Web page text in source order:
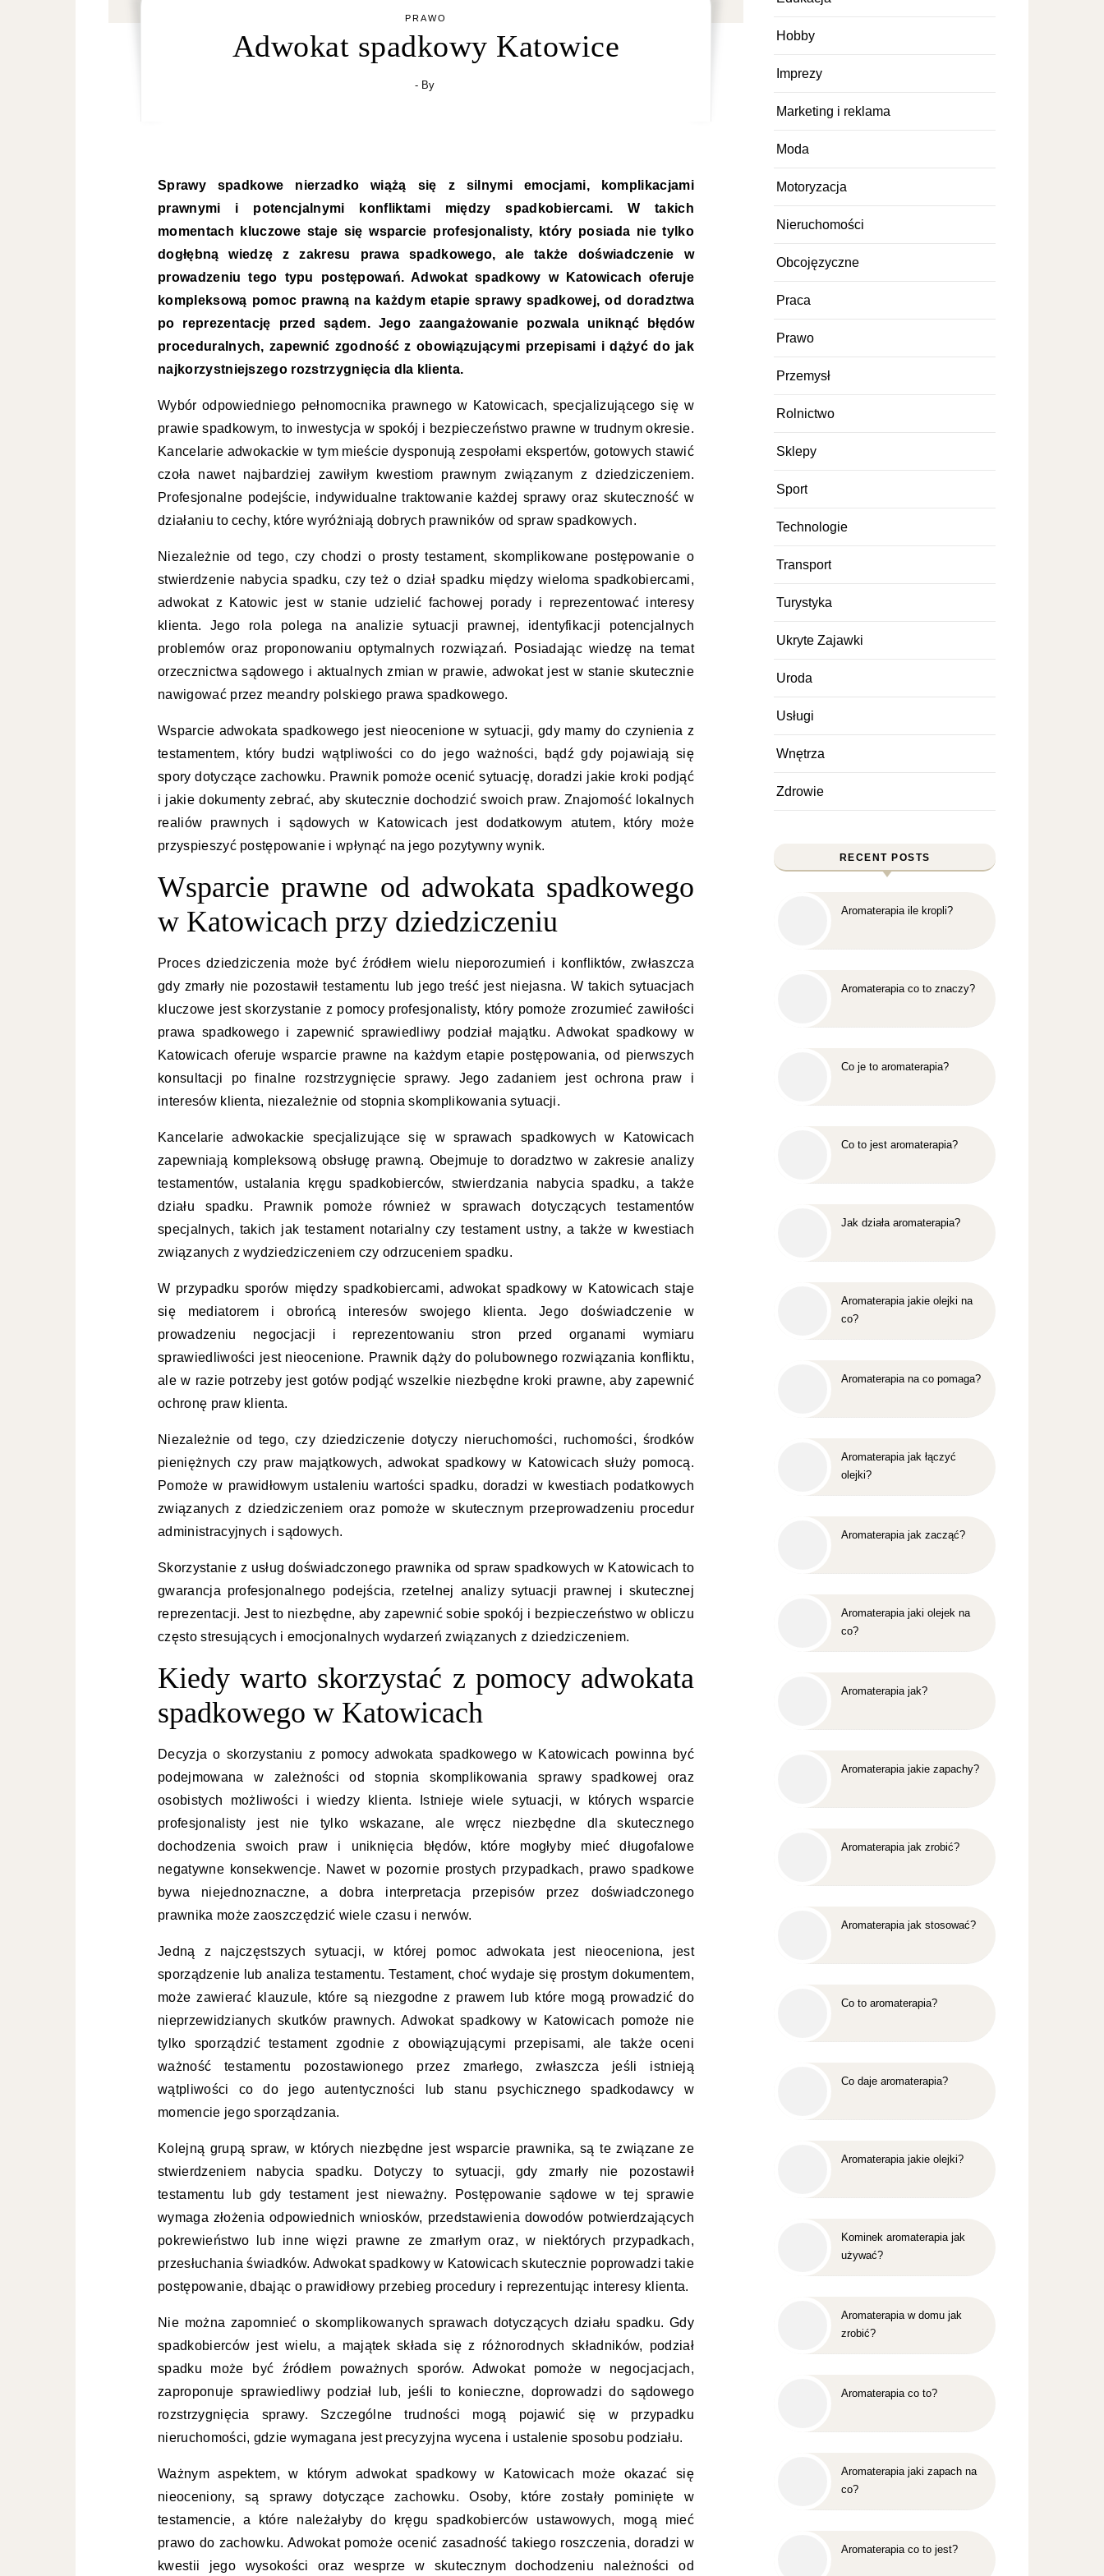
PRAWO
Adwokat spadkowy Katowice
- By
Sprawy spadkowe nierzadko wiążą się z silnymi emocjami, komplikacjami
prawnymi i potencjalnymi konfliktami między spadkobiercami. W takich
momentach kluczowe staje się wsparcie profesjonalisty, który posiada nie tylko
dogłębną wiedzę z zakresu prawa spadkowego, ale także doświadczenie w
prowadzeniu tego typu postępowań. Adwokat spadkowy w Katowicach oferuje
kompleksową pomoc prawną na każdym etapie sprawy spadkowej, od doradztwa
po reprezentację przed sądem. Jego zaangażowanie pozwala uniknąć błędów
proceduralnych, zapewnić zgodność z obowiązującymi przepisami i dążyć do jak
najkorzystniejszego rozstrzygnięcia dla klienta.
Wybór odpowiedniego pełnomocnika prawnego w Katowicach, specjalizującego się w
prawie spadkowym, to inwestycja w spokój i bezpieczeństwo prawne w trudnym okresie.
Kancelarie adwokackie w tym mieście dysponują zespołami ekspertów, gotowych stawić
czoła nawet najbardziej zawiłym kwestiom prawnym związanym z dziedziczeniem.
Profesjonalne podejście, indywidualne traktowanie każdej sprawy oraz skuteczność w
działaniu to cechy, które wyróżniają dobrych prawników od spraw spadkowych.
Niezależnie od tego, czy chodzi o prosty testament, skomplikowane postępowanie o
stwierdzenie nabycia spadku, czy też o dział spadku między wieloma spadkobiercami,
adwokat z Katowic jest w stanie udzielić fachowej porady i reprezentować interesy
klienta. Jego rola polega na analizie sytuacji prawnej, identyfikacji potencjalnych
problemów oraz proponowaniu optymalnych rozwiązań. Posiadając wiedzę na temat
orzecznictwa sądowego i aktualnych zmian w prawie, adwokat jest w stanie skutecznie
nawigować przez meandry polskiego prawa spadkowego.
Wsparcie adwokata spadkowego jest nieocenione w sytuacji, gdy mamy do czynienia z
testamentem, który budzi wątpliwości co do jego ważności, bądź gdy pojawiają się
spory dotyczące zachowku. Prawnik pomoże ocenić sytuację, doradzi jakie kroki podjąć
i jakie dokumenty zebrać, aby skutecznie dochodzić swoich praw. Znajomość lokalnych
realiów prawnych i sądowych w Katowicach jest dodatkowym atutem, który może
przyspieszyć postępowanie i wpłynąć na jego pozytywny wynik.
Wsparcie prawne od adwokata spadkowego
w Katowicach przy dziedziczeniu
Proces dziedziczenia może być źródłem wielu nieporozumień i konfliktów, zwłaszcza
gdy zmarły nie pozostawił testamentu lub jego treść jest niejasna. W takich sytuacjach
kluczowe jest skorzystanie z pomocy profesjonalisty, który pomoże zrozumieć zawiłości
prawa spadkowego i zapewnić sprawiedliwy podział majątku. Adwokat spadkowy w
Katowicach oferuje wsparcie prawne na każdym etapie postępowania, od pierwszych
konsultacji po finalne rozstrzygnięcie sprawy. Jego zadaniem jest ochrona praw i
interesów klienta, niezależnie od stopnia skomplikowania sytuacji.
Kancelarie adwokackie specjalizujące się w sprawach spadkowych w Katowicach
zapewniają kompleksową obsługę prawną. Obejmuje to doradztwo w zakresie analizy
testamentów, ustalania kręgu spadkobierców, stwierdzania nabycia spadku, a także
działu spadku. Prawnik pomoże również w sprawach dotyczących testamentów
specjalnych, takich jak testament notarialny czy testament ustny, a także w kwestiach
związanych z wydziedziczeniem czy odrzuceniem spadku.
W przypadku sporów między spadkobiercami, adwokat spadkowy w Katowicach staje
się mediatorem i obrońcą interesów swojego klienta. Jego doświadczenie w
prowadzeniu negocjacji i reprezentowaniu stron przed organami wymiaru
sprawiedliwości jest nieocenione. Prawnik dąży do polubownego rozwiązania konfliktu,
ale w razie potrzeby jest gotów podjąć wszelkie niezbędne kroki prawne, aby zapewnić
ochronę praw klienta.
Niezależnie od tego, czy dziedziczenie dotyczy nieruchomości, ruchomości, środków
pieniężnych czy praw majątkowych, adwokat spadkowy w Katowicach służy pomocą.
Pomoże w prawidłowym ustaleniu wartości spadku, doradzi w kwestiach podatkowych
związanych z dziedziczeniem oraz pomoże w skutecznym przeprowadzeniu procedur
administracyjnych i sądowych.
Skorzystanie z usług doświadczonego prawnika od spraw spadkowych w Katowicach to
gwarancja profesjonalnego podejścia, rzetelnej analizy sytuacji prawnej i skutecznej
reprezentacji. Jest to niezbędne, aby zapewnić sobie spokój i bezpieczeństwo w obliczu
często stresujących i emocjonalnych wydarzeń związanych z dziedziczeniem.
Kiedy warto skorzystać z pomocy adwokata
spadkowego w Katowicach
Decyzja o skorzystaniu z pomocy adwokata spadkowego w Katowicach powinna być
podejmowana w zależności od stopnia skomplikowania sprawy spadkowej oraz
osobistych możliwości i wiedzy klienta. Istnieje wiele sytuacji, w których wsparcie
profesjonalisty jest nie tylko wskazane, ale wręcz niezbędne dla skutecznego
dochodzenia swoich praw i uniknięcia błędów, które mogłyby mieć długofalowe
negatywne konsekwencje. Nawet w pozornie prostych przypadkach, prawo spadkowe
bywa niejednoznaczne, a dobra interpretacja przepisów przez doświadczonego
prawnika może zaoszczędzić wiele czasu i nerwów.
Jedną z najczęstszych sytuacji, w której pomoc adwokata jest nieoceniona, jest
sporządzenie lub analiza testamentu. Testament, choć wydaje się prostym dokumentem,
może zawierać klauzule, które są niezgodne z prawem lub które mogą prowadzić do
nieprzewidzianych skutków prawnych. Adwokat spadkowy w Katowicach pomoże nie
tylko sporządzić testament zgodnie z obowiązującymi przepisami, ale także oceni
ważność testamentu pozostawionego przez zmarłego, zwłaszcza jeśli istnieją
wątpliwości co do jego autentyczności lub stanu psychicznego spadkodawcy w
momencie jego sporządzania.
Kolejną grupą spraw, w których niezbędne jest wsparcie prawnika, są te związane ze
stwierdzeniem nabycia spadku. Dotyczy to sytuacji, gdy zmarły nie pozostawił
testamentu lub gdy testament jest nieważny. Postępowanie sądowe w tej sprawie
wymaga złożenia odpowiednich wniosków, przedstawienia dowodów potwierdzających
pokrewieństwo lub inne więzi prawne ze zmarłym oraz, w niektórych przypadkach,
przesłuchania świadków. Adwokat spadkowy w Katowicach skutecznie poprowadzi takie
postępowanie, dbając o prawidłowy przebieg procedury i reprezentując interesy klienta.
Nie można zapomnieć o skomplikowanych sprawach dotyczących działu spadku. Gdy
spadkobierców jest wielu, a majątek składa się z różnorodnych składników, podział
spadku może być źródłem poważnych sporów. Adwokat pomoże w negocjacjach,
zaproponuje sprawiedliwy podział lub, jeśli to konieczne, doprowadzi do sądowego
rozstrzygnięcia sprawy. Szczególne trudności mogą pojawić się w przypadku
nieruchomości, gdzie wymagana jest precyzyjna wycena i ustalenie sposobu podziału.
Ważnym aspektem, w którym adwokat spadkowy w Katowicach może okazać się
nieoceniony, są sprawy dotyczące zachowku. Osoby, które zostały pominięte w
testamencie, a które należałyby do kręgu spadkobierców ustawowych, mogą mieć
prawo do zachowku. Adwokat pomoże ocenić zasadność takiego roszczenia, doradzi w
kwestii jego wysokości oraz wesprze w skutecznym dochodzeniu należności od
Hobby
Imprezy
Marketing i reklama
Moda
Motoryzacja
Nieruchomości
Obcojęzyczne
Praca
Prawo
Przemysł
Rolnictwo
Sklepy
Sport
Technologie
Transport
Turystyka
Ukryte Zajawki
Uroda
Usługi
Wnętrza
Zdrowie
RECENT POSTS
Aromaterapia ile kropli?
Aromaterapia co to znaczy?
Co je to aromaterapia?
Co to jest aromaterapia?
Jak działa aromaterapia?
Aromaterapia jakie olejki na
co?
Aromaterapia na co pomaga?
Aromaterapia jak łączyć
olejki?
Aromaterapia jak zacząć?
Aromaterapia jaki olejek na
co?
Aromaterapia jak?
Aromaterapia jakie zapachy?
Aromaterapia jak zrobić?
Aromaterapia jak stosować?
Co to aromaterapia?
Co daje aromaterapia?
Aromaterapia jakie olejki?
Kominek aromaterapia jak
używać?
Aromaterapia w domu jak
zrobić?
Aromaterapia co to?
Aromaterapia jaki zapach na
co?
Aromaterapia co to jest?